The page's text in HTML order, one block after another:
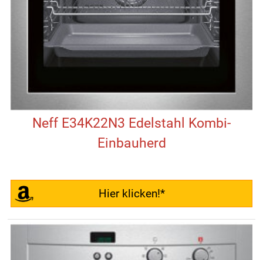
Neff E34K22N3 Edelstahl Kombi-
Einbauherd
Hier klicken!*